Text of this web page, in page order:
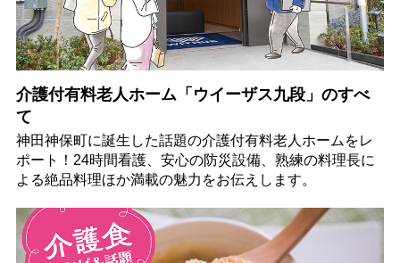
介護付有料老人ホーム「ウイーザス九段」のすべ
て
神田神保町に誕生した話題の介護付有料老人ホームをレ
ポート！24時間看護、安心の防災設備、熟練の料理長に
よる絶品料理ほか満載の魅力をお伝えします。